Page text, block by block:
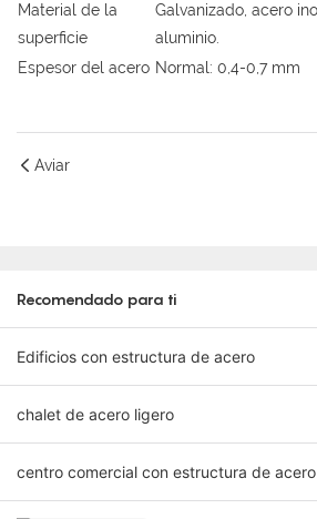
Material de la
superficie
Galvanizado, acero
aluminio.
Espesor del acero Normal: 0,4-0,7 mm
Aviar
Recomendado para ti
Edificios con estructura de acero
chalet de acero ligero
centro comercial con estructura de acero